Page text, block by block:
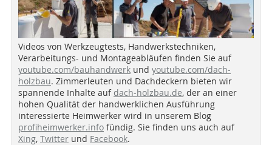
Videos von Werkzeugtests, Handwerkstechniken,
Verarbeitungs- und Montageabläufen finden Sie auf
youtube.com/bauhandwerk und youtube.com/dach-
holzbau. Zimmerleuten und Dachdeckern bieten wir
spannende Inhalte auf dach-holzbau.de, der an einer
hohen Qualität der handwerklichen Ausführung
interessierte Heimwerker wird in unserem Blog
profiheimwerker.info fündig. Sie finden uns auch auf
Xing, Twitter und Facebook.